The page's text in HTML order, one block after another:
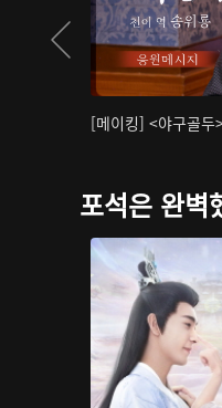
[메이킹] <야구골두
포석은 완벽